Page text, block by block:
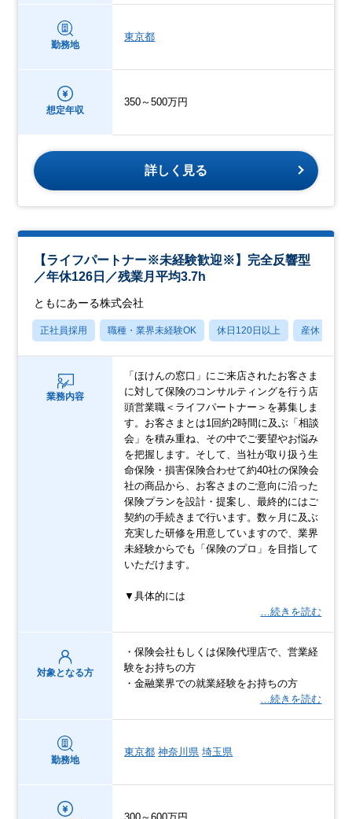
勤務地
東京都
想定年収
350～500万円
詳しく見る
【ライフパートナー※未経験歓迎※】完全反響型
／年休126日／残業月平均3.7h
ともにあーる株式会社
正社員採用 職種・業界未経験OK 休日120日以上 産休・育休
業務内容
「ほけんの窓口」にご来店されたお客さま
に対して保険のコンサルティングを行う店
頭営業職＜ライフパートナー＞を募集しま
す。お客さまとは1回約2時間に及ぶ「相談
会」を積み重ね、その中でご要望やお悩み
を把握します。そして、当社が取り扱う生
命保険・損害保険合わせて約40社の保険会
社の商品から、お客さまのご意向に沿った
保険プランを設計・提案し、最終的にはご
契約の手続きまで行います。数ヶ月に及ぶ
充実した研修を用意していますので、業界
未経験からでも「保険のプロ」を目指して
いただけます。
▼具体的には
…続きを読む
対象となる方
・保険会社もしくは保険代理店で、営業経
験をお持ちの方
・金融業界での就業経験をお持ちの方
…続きを読む
勤務地
東京都 神奈川県 埼玉県